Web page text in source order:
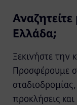
Ελλάδα;
Ξεκινήστε την
Προσφέρουμε
προκλήσεις